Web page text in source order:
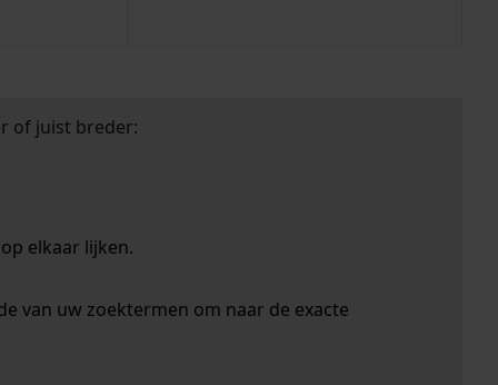
of juist breder:
elkaar lijken.
van uw zoektermen om naar de exacte